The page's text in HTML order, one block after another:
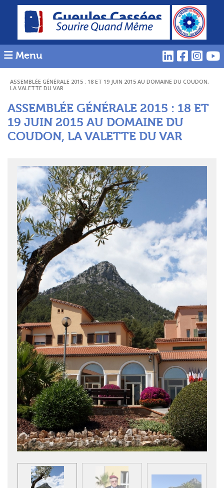
Menu
ASSEMBLÉE GÉNÉRALE 2015 : 18 ET 19 JUIN 2015 AU DOMAINE DU COUDON,
LA VALETTE DU VAR
ASSEMBLÉE GÉNÉRALE 2015 : 18 ET
19 JUIN 2015 AU DOMAINE DU
COUDON, LA VALETTE DU VAR